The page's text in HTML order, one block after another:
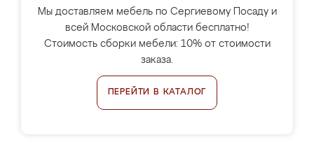
Мы доставляем мебель по Сергиевому Посаду и
всей Московской области бесплатно!
Стоимость сборки мебели: 10% от стоимости
заказа.
ПЕРЕЙТИ В КАТАЛОГ